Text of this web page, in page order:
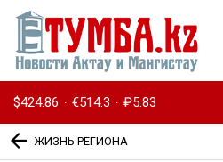
$424.86 · €514.3 · ₽5.83
ЖИЗНЬ РЕГИОНА